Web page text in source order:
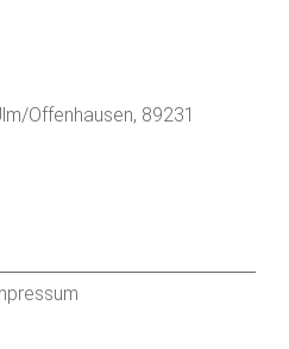
Offenhausen, 89231